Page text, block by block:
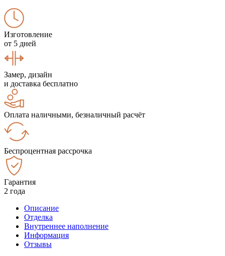
Изготовление
от 5 дней
Замер, дизайн
и доставка бесплатно
Оплата наличными, безналичный расчёт
Беспроцентная рассрочка
Гарантия
2 года
Описание
Отделка
Внутреннее наполнение
Информация
Отзывы